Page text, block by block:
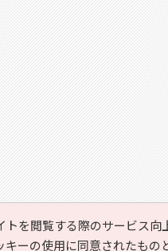
トを閲覧する際のサービス
ーの使用に同意されたもの